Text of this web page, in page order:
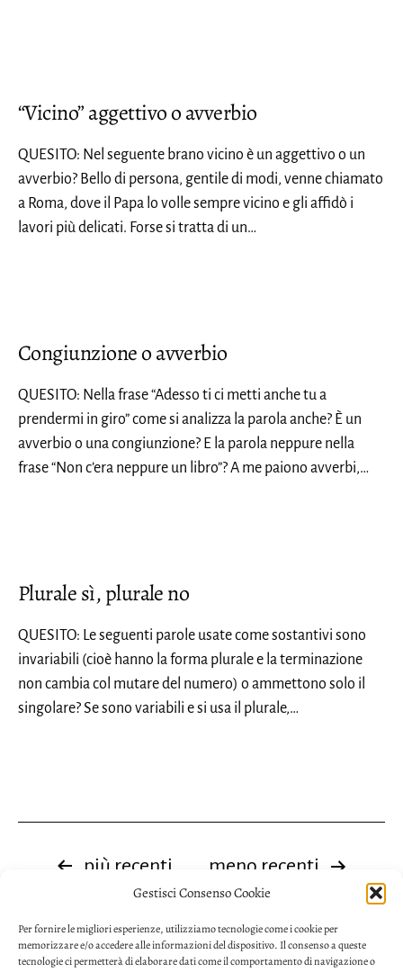
Gestisci Consenso Cookie
Per fornire le migliori esperienze, utilizziamo tecnologie come i cookie per
memorizzare e/o accedere alle informazioni del dispositivo. Il consenso a queste
tecnologie ci permetterà di elaborare dati come il comportamento di navigazione o
“Vicino” aggettivo o avverbio
QUESITO: Nel seguente brano vicino è un aggettivo o un
avverbio? Bello di persona, gentile di modi, venne chiamato
a Roma, dove il Papa lo volle sempre vicino e gli affidò i
lavori più delicati. Forse si tratta di un…
Congiunzione o avverbio
QUESITO: Nella frase “Adesso ti ci metti anche tu a
prendermi in giro” come si analizza la parola anche? È un
avverbio o una congiunzione? E la parola neppure nella
frase “Non c’era neppure un libro”? A me paiono avverbi,…
Plurale sì, plurale no
QUESITO: Le seguenti parole usate come sostantivi sono
invariabili (cioè hanno la forma plurale e la terminazione
non cambia col mutare del numero) o ammettono solo il
singolare? Se sono variabili e si usa il plurale,…
Paginazione
articoli
più recenti meno recenti